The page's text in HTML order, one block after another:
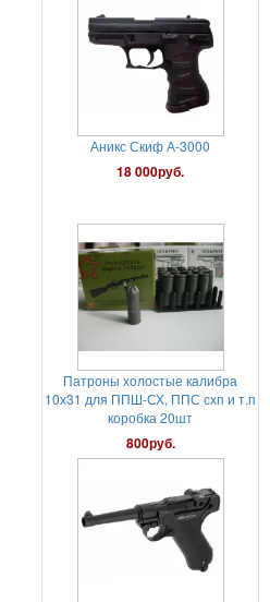
Патроны холостые калибра
10х31 для ППШ-СХ, ППС схп и т.п
коробка 20шт
Пневматический пистолет
Gletcher Parabellum с блоубэком
25 000руб.